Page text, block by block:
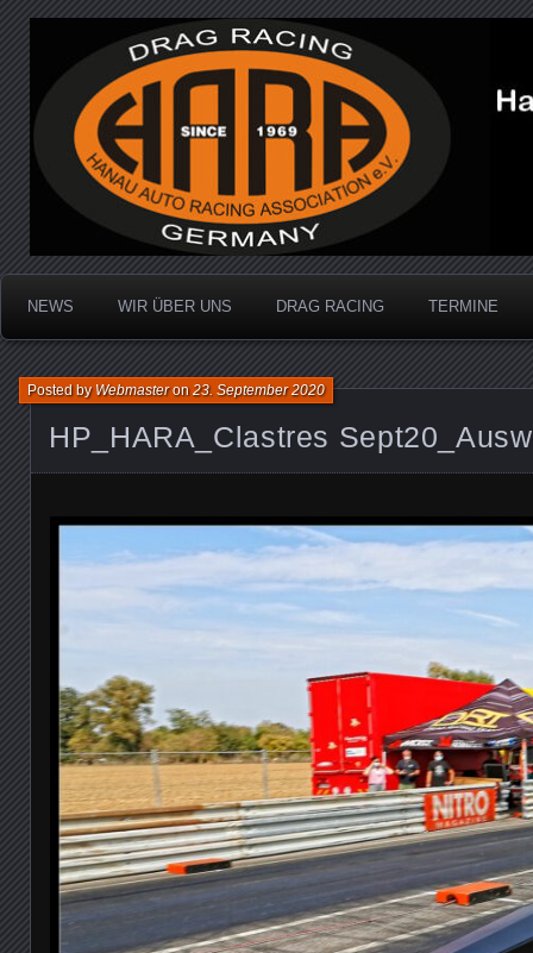
Hanau Auto Racing
Dragracing auf der 1/4 Meile
NEWS WIR ÜBER UNS DRAG RACING TERMINE
HP_HARA_Clastres
Posted byWebmasteron23. September 2020